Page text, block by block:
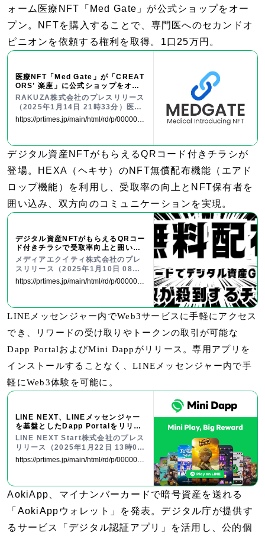
ォーム医療NFT「Med Gate」が公式ショップをオー
プン。NFTを購入することで、専門医へのセカンドオ
ピニオンを依頼する権利を取得。1口25万円。
医療NFT「Med Gate」が「CREAT
ORS’ 楽座」に公式ショップをオー
プン
RAKUZA株式会社のプレスリリース
（2025年1月14日 21時33分）医療
NFT「Med Gate」が「CREATOR
https://prtimes.jp/main/html/rd/p/0000000
デジタル資産NFTがもらえるQRコード付きチラシが
登場。HEXA（ヘキサ）のNFT無償配布機能（エアド
ロップ機能）を利用し、受取率の向上とNFT保有者を
囲い込み、双方向のコミュニケーションを実現。
デジタル資産NFTがもらえるQRコー
ド付きチラシで受取率向上と囲い込
みを同時に実現！TOKYO DIGICON
X「D-14ブース」で配布！NFTマー
ケットのHEXA（ヘキサ）
メディアエクイティ株式会社のプレ
スリリース（2025年1月10日 08時1
0分）デジタル資産NFTがもらえるQ
GICONX「D-14ブース」で配布！N
FTマーケットのHEXA（ヘキサ）
https://prtimes.jp/main/html/rd/p/0000002
LINEメッセンジャー内でWeb3サービスに手軽にアクセス
でき、リワードの受け取りやトークンの取引が可能な
Dapp PortalおよびMini Dappがリリース。専用アプリを
インストールすることなく、LINEメッセンジャー内で手
軽にWeb3体験を可能に。
LINE NEXT、LINEメッセンジャー
を基盤としたDapp Portalをリリー
ス
LINE NEXT Start株式会社のプレス
リリース（2025年1月22日 13時00
分）LINE NEXT、LINEメッセンジ
https://prtimes.jp/main/html/rd/p/0000000
AokiApp、マイナンバーカードで暗号資産を送れる
「AokiAppウォレット」を発表。デジタル庁が提供す
るサービス「デジタル認証アプリ」を活用し、公的個